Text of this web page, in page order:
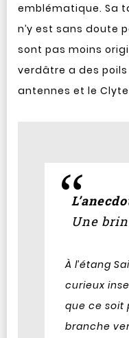
emblématique. Sa
n’y est sans doute
sont pas moins
verdâtre a des
antennes et le
Une
À l’étang
curieux
que ce soit
branche